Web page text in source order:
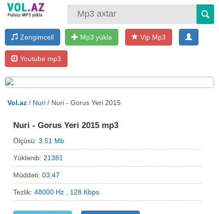
Zengimcell Mp3 yüklə Vip Mp3
Youtube mp3
Vol.az / Nuri / Nuri - Gorus Yeri 2015
Nuri - Gorus Yeri 2015 mp3
Ölçüsü:3.51 Mb
Yüklənib: 21381
Müddəti:03:47
Tezlik:48000 Hz , 128 Kbps